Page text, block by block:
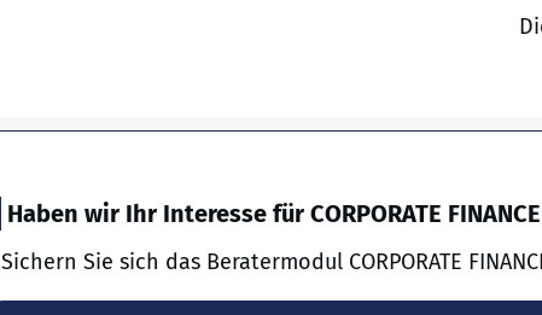
Haben wir Ihr Interesse für CORPORATE
Sichern Sie sich das Beratermodul CORPORATE